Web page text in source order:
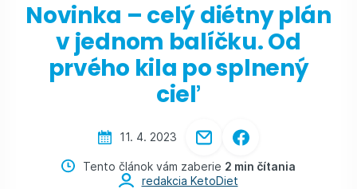
Novinka – celý diétny plán
v jednom balíčku. Od
prvého kila po splnený
cieľ
11. 4. 2023
Tento článok vám zaberie 2 min čítania
redakcia KetoDiet